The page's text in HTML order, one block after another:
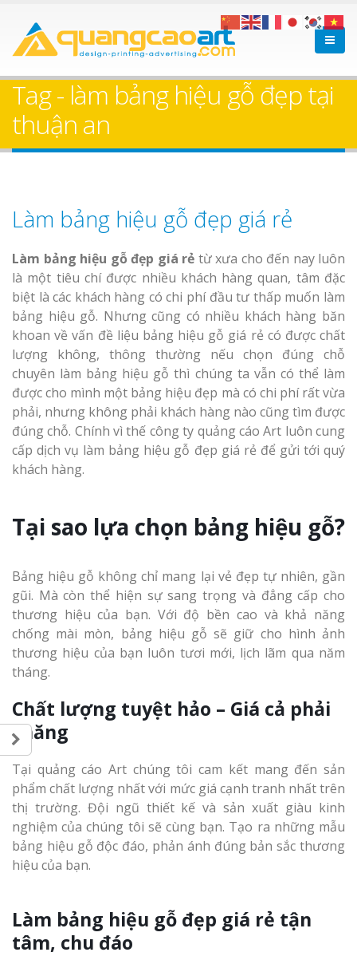
Tag - làm bảng hiệu gỗ đẹp tại
thuận an
Làm bảng hiệu gỗ đẹp giá rẻ
Làm bảng hiệu gỗ đẹp giá rẻ từ xưa cho đến nay luôn
là một tiêu chí được nhiều khách hàng quan, tâm đặc
biệt là các khách hàng có chi phí đầu tư thấp muốn làm
bảng hiệu gỗ. Nhưng cũng có nhiều khách hàng băn
khoan về vấn đề liệu bảng hiệu gỗ giá rẻ có được chất
lượng không, thông thường nếu chọn đúng chỗ
chuyên làm bảng hiệu gỗ thì chúng ta vẫn có thể làm
được cho mình một bảng hiệu đẹp mà có chi phí rất vừa
phải, nhưng không phải khách hàng nào cũng tìm được
đúng chỗ. Chính vì thế công ty quảng cáo Art luôn cung
cấp dịch vụ làm bảng hiệu gỗ đẹp giá rẻ để gửi tới quý
khách hàng.
Tại sao lựa chọn bảng hiệu gỗ?
Bảng hiệu gỗ không chỉ mang lại vẻ đẹp tự nhiên, gần
gũi. Mà còn thể hiện sự sang trọng và đẳng cấp cho
thương hiệu của bạn. Với độ bền cao và khả năng
chống mài mòn, bảng hiệu gỗ sẽ giữ cho hình ảnh
thương hiệu của bạn luôn tươi mới, lịch lãm qua năm
tháng.
Chất lượng tuyệt hảo – Giá cả phải
chăng
Tại quảng cáo Art chúng tôi cam kết mang đến sản
phẩm chất lượng nhất với mức giá cạnh tranh nhất trên
thị trường. Đội ngũ thiết kế và sản xuất giàu kinh
nghiệm của chúng tôi sẽ cùng bạn. Tạo ra những mẫu
bảng hiệu gỗ độc đáo, phản ánh đúng bản sắc thương
hiệu của bạn.
Làm bảng hiệu gỗ đẹp giá rẻ tận
tâm, chu đáo